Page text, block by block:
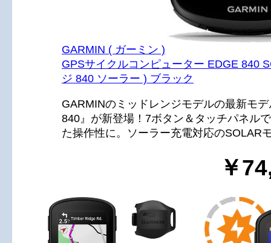
GARMIN ( ガーミン )
GPSサイクルコンピューター EDGE 840
ジ 840 ソーラー ) ブラック
GARMINのミッドレンジモデルの最新モ
840』が新登場！7ボタン＆タッチパネル
た操作性に。ソーラー充電対応のSOLAR
￥